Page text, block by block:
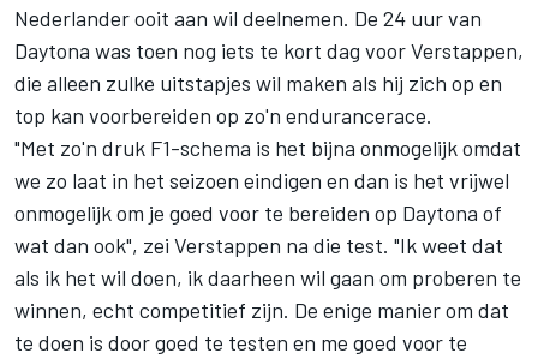
Nederlander ooit aan wil deelnemen. De 24 uur van
Daytona was toen nog iets te kort dag voor Verstappen,
die alleen zulke uitstapjes wil maken als hij zich op en
top kan voorbereiden op zo'n endurancerace.
"Met zo'n druk F1-schema is het bijna onmogelijk omdat
we zo laat in het seizoen eindigen en dan is het vrijwel
onmogelijk om je goed voor te bereiden op Daytona of
wat dan ook", zei Verstappen na die test. "Ik weet dat
als ik het wil doen, ik daarheen wil gaan om proberen te
winnen, echt competitief zijn. De enige manier om dat
te doen is door goed te testen en me goed voor te